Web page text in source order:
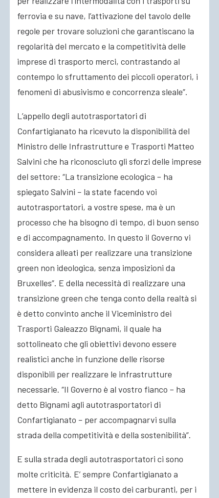
ferrovia e su nave, l’attivazione del tavolo delle
regole per trovare soluzioni che garantiscano la
regolarità del mercato e la competitività delle
imprese di trasporto merci, contrastando al
contempo lo sfruttamento dei piccoli operatori, i
fenomeni di abusivismo e concorrenza sleale”.
L’appello degli autotrasportatori di
Confartigianato ha ricevuto la disponibilità del
Ministro delle Infrastrutture e Trasporti Matteo
Salvini che ha riconosciuto gli sforzi delle imprese
del settore: “La transizione ecologica – ha
spiegato Salvini – la state facendo voi
autotrasportatori, a vostre spese, ma è un
processo che ha bisogno di tempo, di buon senso
e di accompagnamento. In questo il Governo vi
considera alleati per realizzare una transizione
green non ideologica, senza imposizioni da
Bruxelles”. E della necessità di realizzare una
transizione green che tenga conto della realtà si
è detto convinto anche il Viceministro dei
Trasporti Galeazzo Bignami, il quale ha
sottolineato che gli obiettivi devono essere
realistici anche in funzione delle risorse
disponibili per realizzare le infrastrutture
necessarie. “Il Governo è al vostro fianco – ha
detto Bignami agli autotrasportatori di
Confartigianato – per accompagnarvi sulla
strada della competitività e della sostenibilità”.
E sulla strada degli autotrasportatori ci sono
molte criticità. E’ sempre Confartigianato a
mettere in evidenza il costo dei carburanti, per i